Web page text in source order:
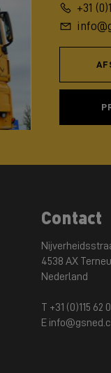
+31
Contact
4538 AX
Nederland
T +31 (0)115 62
E